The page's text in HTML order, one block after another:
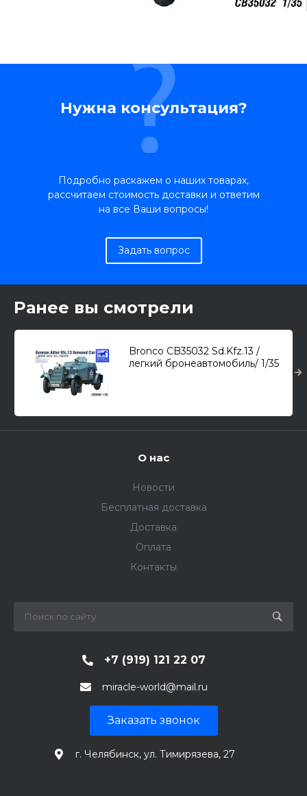
Нужна консультация?
Подробно раскажем о наших товарах,
рассчитаем стоимость доставки и ответим
на все Ваши вопросы!
Задать вопрос
Ранее вы смотрели
Bronco CB35032 Sd.Kfz.13 /
легкий бронеавтомобиль/ 1/35
О нас
Новости
Бесплатная доставка
Доставка
Оплата
Контакты
+7 (919) 121 22 07
miracle-world@mail.ru
Заказать звонок
г. Челябинск, ул. Тимирязева, 27